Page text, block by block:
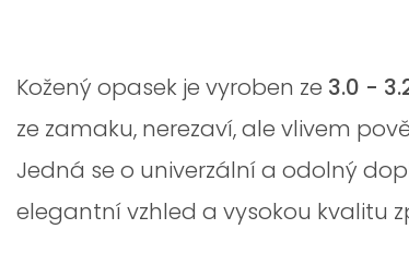
Kožený opasek je vyroben ze 3.0 -
ze zamaku, nerezaví, ale vlivem
Jedná se o univerzální a odolný
elegantní vzhled a vysokou kvalitu